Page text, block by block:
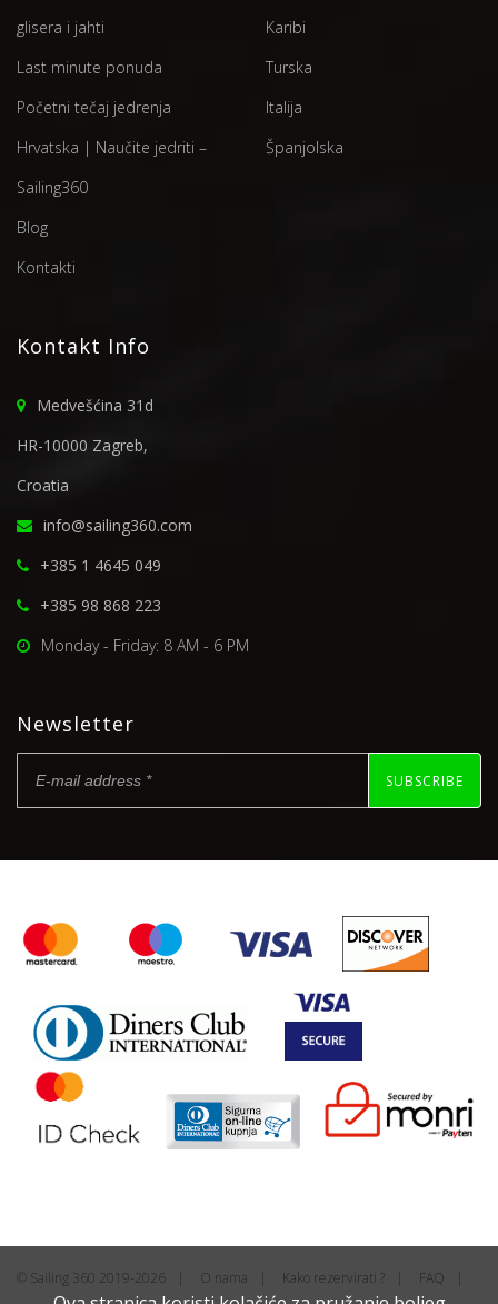
glisera i jahti
Last minute ponuda
Početni tečaj jedrenja
Hrvatska | Naučite jedriti –
Sailing360
Blog
Kontakti
Karibi
Turska
Italija
Španjolska
Kontakt Info
Medvešćina 31d
HR-10000 Zagreb,
Croatia
info@sailing360.com
+385 1 4645 049
+385 98 868 223
Monday - Friday: 8 AM - 6 PM
Newsletter
SUBSCRIBE
© Sailing 360 2019-2026 O nama Kako rezervirati ? FAQ